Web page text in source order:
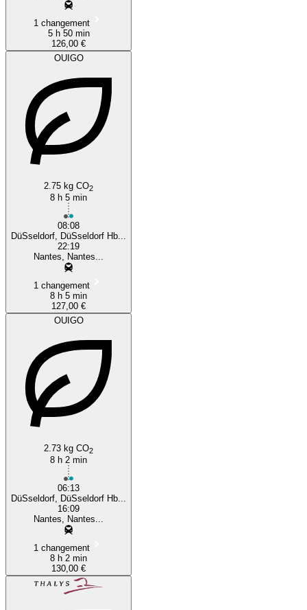
1 changement
5 h 50 min
126,00 €
OUIGO
2.75 kg CO2
8 h 5 min
08:08
DüSseldorf, DüSseldorf Hb...
22:19
Nantes, Nantes...
1 changement
8 h 5 min
127,00 €
OUIGO
2.73 kg CO2
8 h 2 min
06:13
DüSseldorf, DüSseldorf Hb...
16:09
Nantes, Nantes...
1 changement
8 h 2 min
130,00 €